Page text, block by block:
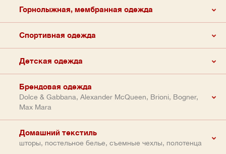
Горнолыжная, мембранная одежда
Спортивная одежда
Детская одежда
Брендовая одежда
Dolce & Gabbana, Alexander McQueen, Brioni, Bogner,
Max Mara
Домашний текстиль
шторы, постельное белье, съемные чехлы, полотенца